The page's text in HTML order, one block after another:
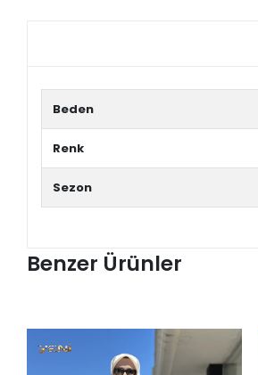
Beden
Renk
Sezon
Benzer Ürünler